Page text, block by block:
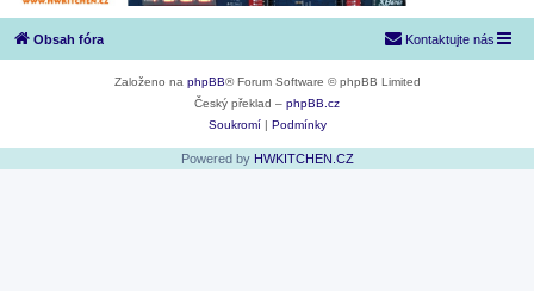
Obsah fóra Kontaktujte nás
Založeno na phpBB® Forum Software © phpBB Limited
Český překlad – phpBB.cz
Soukromí| Podmínky
Powered by HWKITCHEN.CZ